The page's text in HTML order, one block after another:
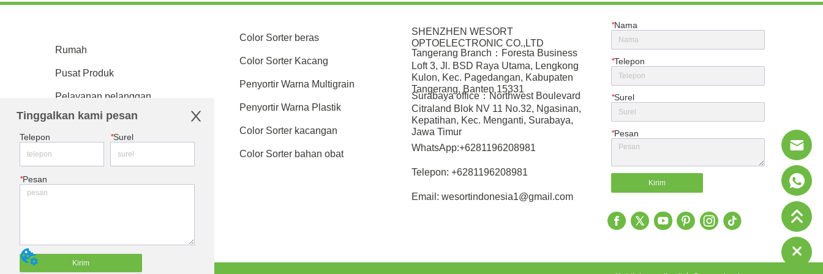
Pengolahan Kopi
Waspadalah
Pengolahan Makanan
QuadEye 360 AI Sorter
Barat
Rumah
Pusat Produk
Pelayanan pelanggan
Pusat Berita
Tentang kami
Menjadi Agen
Color Sorter beras
Color Sorter Kacang
Penyortir Warna Multigrain
Penyortir Warna Plastik
Color Sorter kacangan
Color Sorter bahan obat
SHENZHEN WESORT
OPTOELECTRONIC CO.,LTD
Tinggalkan kami pesan
Telepon *Surel
*Pesan
Kirim
Tangerang Branch：Foresta Business
Loft 3, Jl. BSD Raya Utama, Lengkong
Kulon, Kec. Pagedangan, Kabupaten
Tangerang, Banten 15331
Surabaya office：Northwest Boulevard
Citraland Blok NV 11 No.32, Ngasinan,
Kepatihan, Kec. Menganti, Surabaya,
Jawa Timur
WhatsApp:+6281196208981
Telepon: +6281196208981
Email: wesortindonesia1@gmail.com
*Nama
*Telepon
*Surel
*Pesan
Kirim